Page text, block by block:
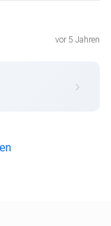
vor 5 Jahren